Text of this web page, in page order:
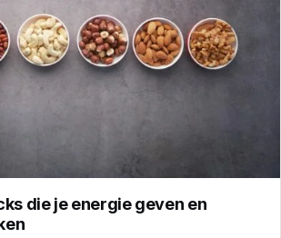
die je energie geven en